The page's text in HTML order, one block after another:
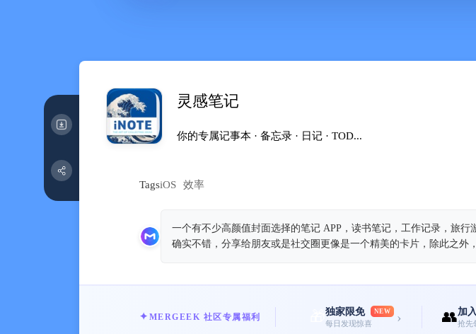
灵感笔记
你的专属记事本 · 备忘录 · 日记 · TOD...
TagsiOS 效率
一个有不少高颜值封面选择的笔记 APP，读书笔记，工作记录，旅
确实不错，分享给朋友或是社交圈更像是一个精美的卡片，除此之外
✦ MERGEEK 社区专属福利 独家限免 NEW
每日发现惊喜 › 👥加
抢先